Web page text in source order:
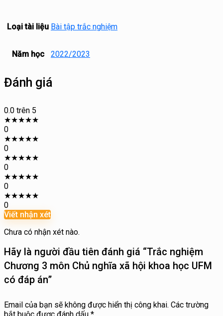
Loại tài liệu Bài tập trắc nghiệm
Năm học 2022/2023
Đánh giá
0.0 trên 5
★★★★★
0
★★★★★
0
★★★★★
0
★★★★★
0
★★★★★
0
Viết nhận xét
Chưa có nhận xét nào.
Hãy là người đầu tiên đánh giá “Trắc nghiệm
Chương 3 môn Chủ nghĩa xã hội khoa học UFM
có đáp án”
Email của bạn sẽ không được hiển thị công khai. Các trường